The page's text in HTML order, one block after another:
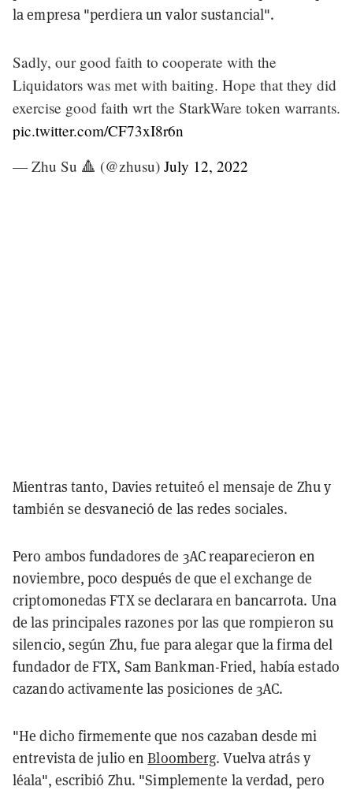
la empresa "perdiera un valor sustancial".
Sadly, our good faith to cooperate with the
Liquidators was met with baiting. Hope that they did
exercise good faith wrt the StarkWare token warrants.
pic.twitter.com/CF73xI8r6n
— Zhu Su 🔺 (@zhusu) July 12, 2022
Mientras tanto, Davies retuiteó el mensaje de Zhu y
también se desvaneció de las redes sociales.
Pero ambos fundadores de 3AC reaparecieron en
noviembre, poco después de que el exchange de
criptomonedas FTX se declarara en bancarrota. Una
de las principales razones por las que rompieron su
silencio, según Zhu, fue para alegar que la firma del
fundador de FTX, Sam Bankman-Fried, había estado
cazando activamente las posiciones de 3AC.
"He dicho firmemente que nos cazaban desde mi
entrevista de julio enBloomberg. Vuelva atrás y
léala", escribió Zhu. "Simplemente la verdad, pero